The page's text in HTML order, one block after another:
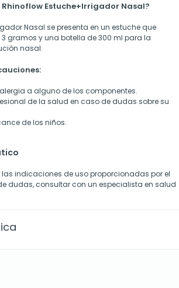
Estuche+Irrigador Nasal?
Nasal se presenta en un estuche que
3 gramos y una botella de 300 ml para la
nasal.
a alguno de los componentes.
de la salud en caso de dudas sobre su
de los niños.
las indicaciones de uso proporcionadas por el
dudas, consultar con un especialista en salud